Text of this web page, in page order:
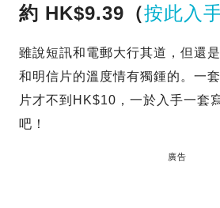
約 HK$9.39（按此入
雖說短訊和電郵大行其道，但還
和明信片的溫度情有獨鍾的。一
片才不到HK$10，一於入手一套
吧！
廣告